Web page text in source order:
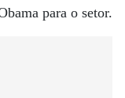
para o setor.